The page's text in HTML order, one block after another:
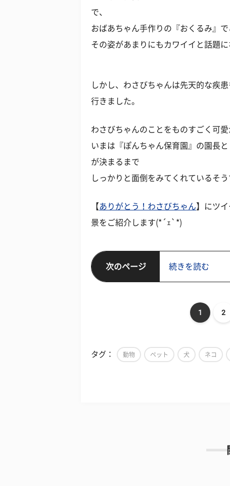
で、
おばあちゃん手作りの『おくるみ』
その姿があまりにもカワイイと話題に
しかし、わさびちゃんは先天的な疾
行きました。
わさびちゃんのことをものすごく可
いまは『ぽんちゃん保育園』の園長
が決まるまで
しっかりと面倒をみてくれているそう
【 ありがとう！わさびちゃん】にツ
景をご紹介します(*´ｪ`*)
次のページ 続きを読む
1 2
タグ： 動物 ペット 犬 ネコ